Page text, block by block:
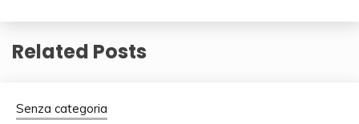
Related Posts
Senza categoria